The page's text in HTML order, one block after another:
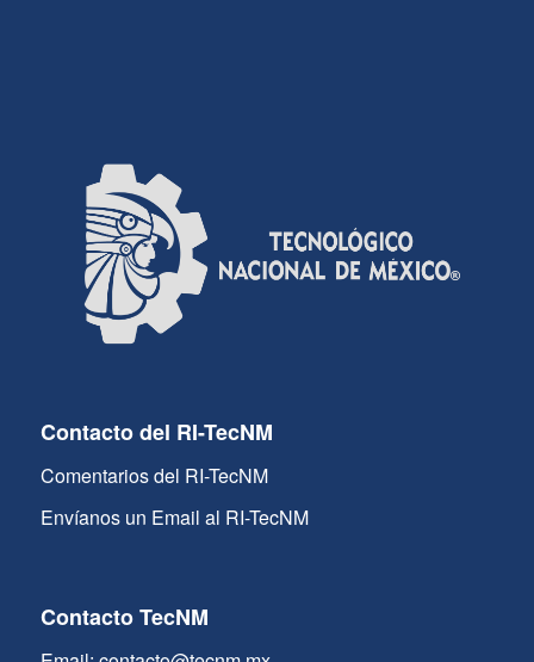
Contacto del RI-TecNM
Comentarios del RI-TecNM
Envíanos un Email al RI-TecNM
Contacto TecNM